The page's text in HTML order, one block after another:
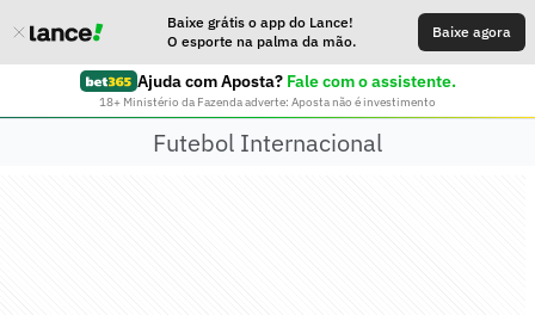
Baixe grátis o app do Lance!
O esporte na palma da mão.
Baixe agora
Ajuda com Aposta? Fale com o assistente.
18+ Ministério da Fazenda adverte: Aposta não é investimento
Futebol Internacional